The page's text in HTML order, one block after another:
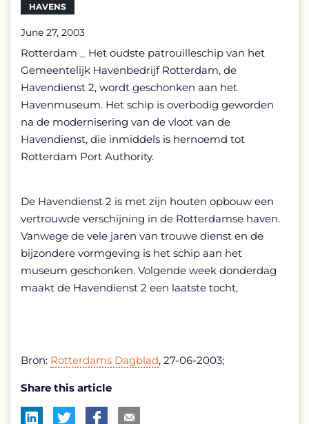
HAVENS
June 27, 2003
Rotterdam _ Het oudste patrouilleschip van het
Gemeentelijk Havenbedrijf Rotterdam, de
Havendienst 2, wordt geschonken aan het
Havenmuseum. Het schip is overbodig geworden
na de modernisering van de vloot van de
Havendienst, die inmiddels is hernoemd tot
Rotterdam Port Authority.
De Havendienst 2 is met zijn houten opbouw een
vertrouwde verschijning in de Rotterdamse haven.
Vanwege de vele jaren van trouwe dienst en de
bijzondere vormgeving is het schip aan het
museum geschonken. Volgende week donderdag
maakt de Havendienst 2 een laatste tocht,
Bron: Rotterdams Dagblad, 27-06-2003;
Share this article